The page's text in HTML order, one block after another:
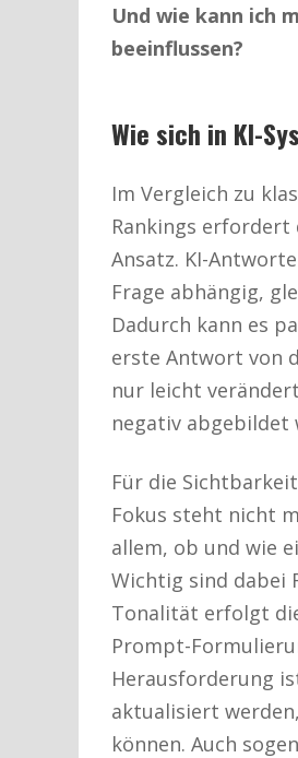
Und wie kann ich
beeinflussen?
Wie sich in KI-
Im Vergleich zu
Rankings erfordert
Ansatz. KI-
Frage abhängig,
Dadurch kann es
erste Antwort von
nur leicht
negativ abgebildet
Für die
Fokus steht nicht
allem, ob und wie
Wichtig sind dabei
Tonalität erfolgt
Prompt-
Herausforderung
aktualisiert
können. Auch